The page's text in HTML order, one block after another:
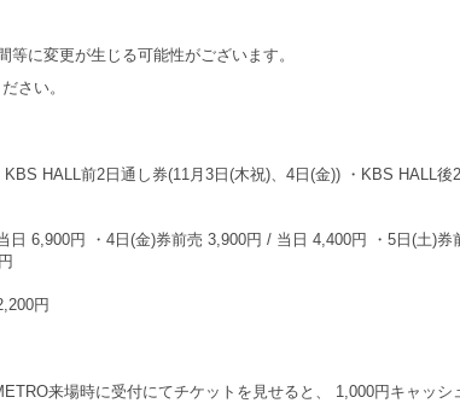
に変更が生じる可能性がございます。
さい。
HALL前2日通し券(11月3日(木祝)、4日(金)) ・KBS HALL後
日 6,900円 ・4日(金)券前売 3,900円 / 当日 4,400円 ・5日(土)券
円
来場時に受付にてチケットを見せると、 1,000円キャッシ